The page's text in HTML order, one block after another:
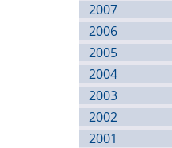
2007
2006
2005
2004
2003
2002
2001